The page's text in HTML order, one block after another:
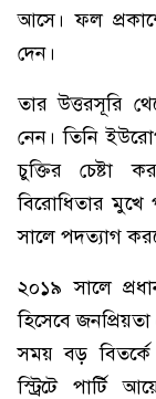
আসে। ফল
দেন।
তার উত্তরসূরি
নেন। তিনি
চুক্তির চেষ্টা
বিরোধিতার মুখে
সালে পদত্যাগ
২০১৯ সালে
হিসেবে
সময় বড়
স্ট্রিটে পার্টি